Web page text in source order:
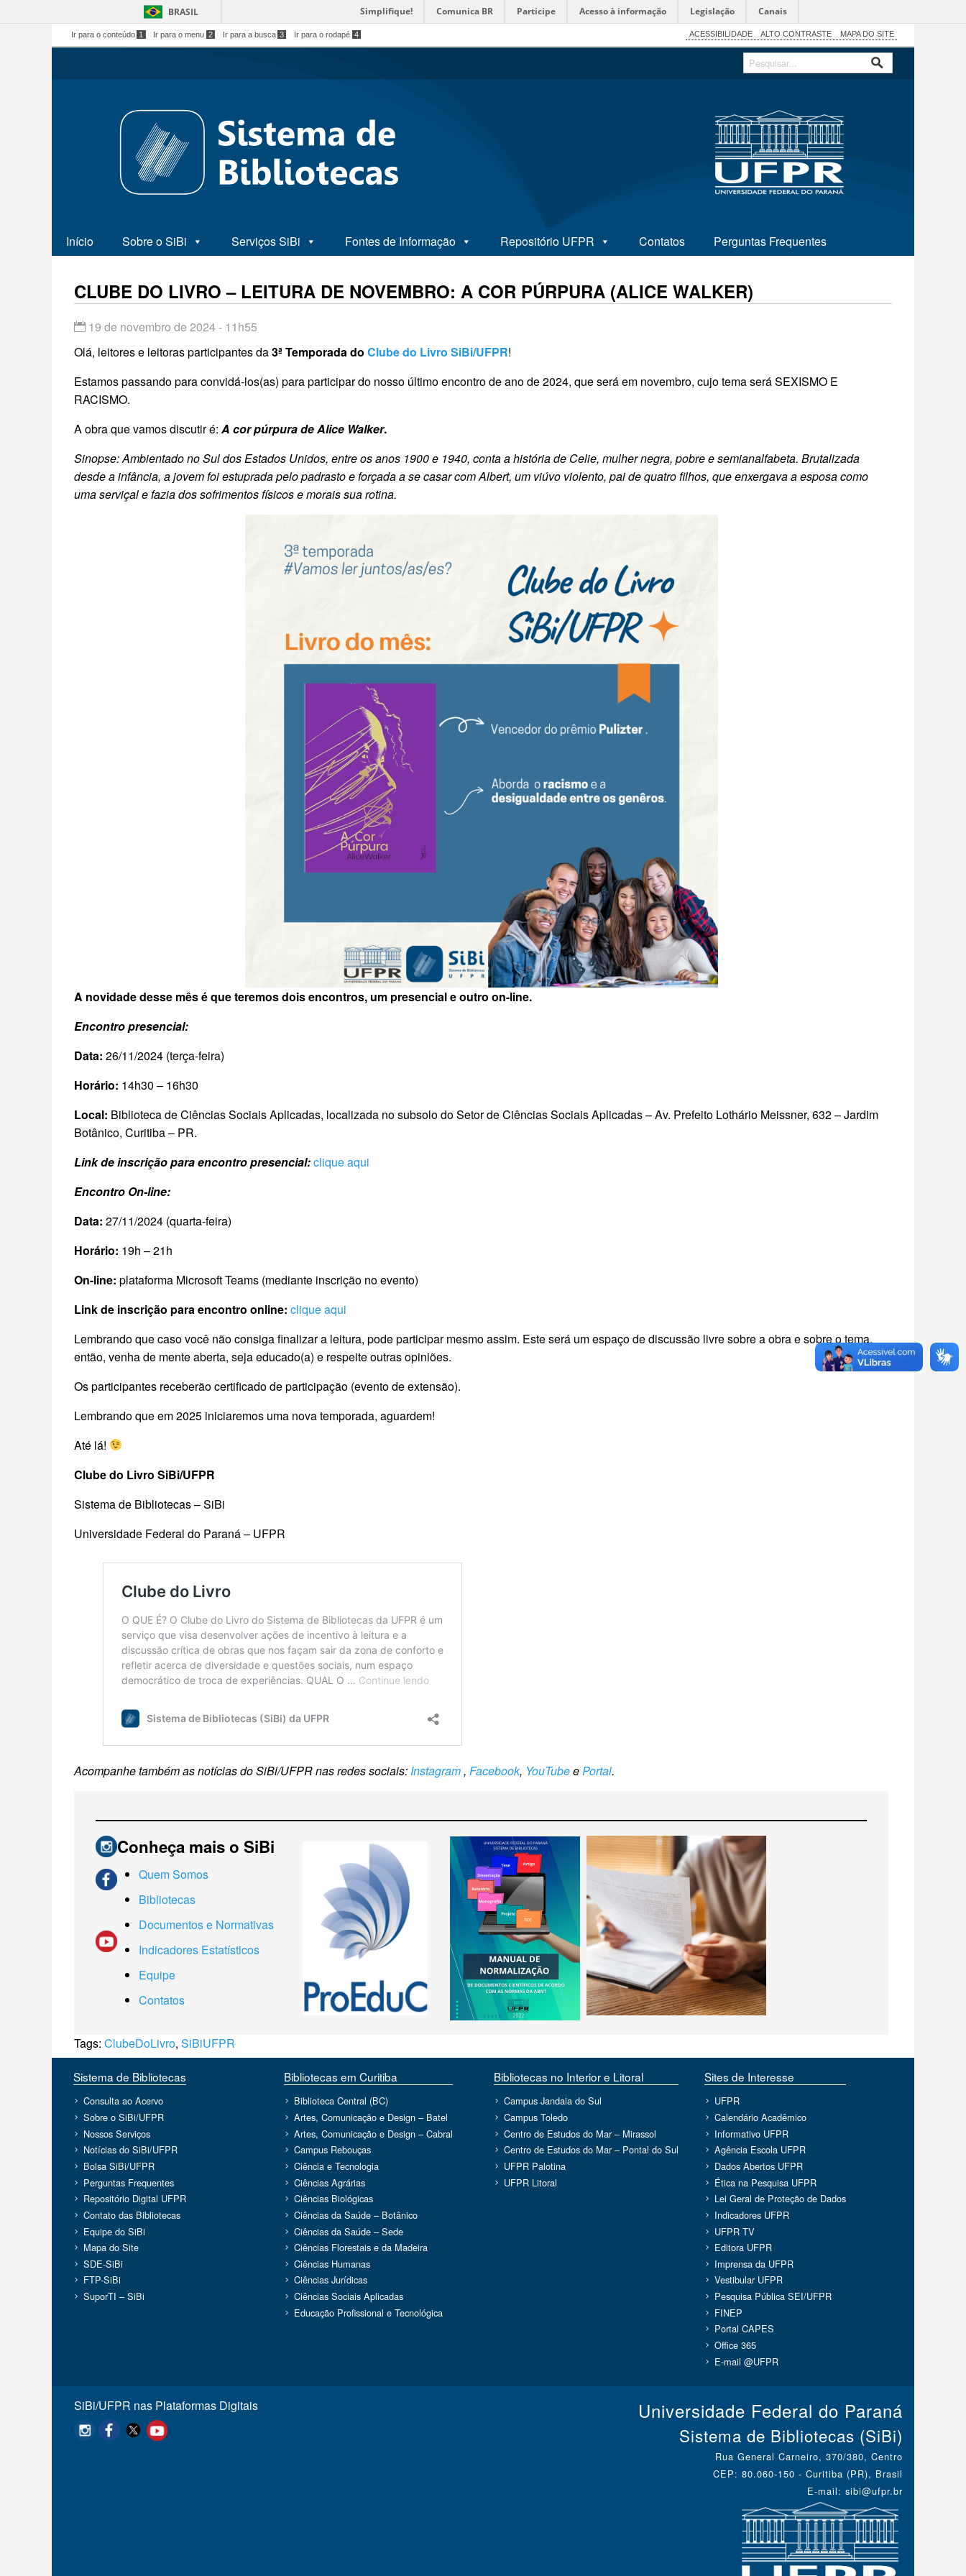
BRASIL Simplifique! Comunica BR Participe Acesso à informação Legislação Canais
Ir para o conteúdo 1 Ir para o menu 2 Ir para a busca 3 Ir para o rodapé 4 ACESSIBILIDADE ALTO CONTRASTE MAPA DO SITE
Início Sobre o SiBi Serviços SiBi Fontes de Informação Repositório UFPR Contatos Perguntas Frequentes
CLUBE DO LIVRO – LEITURA DE NOVEMBRO: A COR PÚRPURA (ALICE WALKER)
19 de novembro de 2024 - 11h55
Olá, leitores e leitoras participantes da3ª Temporada do Clube do Livro SiBi/UFPR!
Estamos passando para convidá-los(as) para participar do nosso último encontro de ano de 2024, que será em novembro, cujo tema será SEXISMO E
RACISMO.
A obra que vamos discutir é: A cor púrpura de Alice Walker.
Sinopse: Ambientado no Sul dos Estados Unidos, entre os anos 1900 e 1940, conta a história de Celie, mulher negra, pobre e semianalfabeta. Brutalizada
desde a infância, a jovem foi estuprada pelo padrasto e forçada a se casar com Albert, um viúvo violento, pai de quatro filhos, que enxergava a esposa como
uma serviçal e fazia dos sofrimentos físicos e morais sua rotina.
A novidade desse mês é que teremos dois encontros, um presencial e outro on-line.
Encontro presencial:
Data: 26/11/2024 (terça-feira)
Horário: 14h30 – 16h30
Local: Biblioteca de Ciências Sociais Aplicadas, localizada no subsolo do Setor de Ciências Sociais Aplicadas – Av. Prefeito Lothário Meissner, 632 – Jardim
Botânico, Curitiba – PR.
Link de inscrição para encontro presencial:clique aqui
Encontro On-line:
Data: 27/11/2024 (quarta-feira)
Horário: 19h – 21h
On-line: plataforma Microsoft Teams (mediante inscrição no evento)
Link de inscrição para encontro online: clique aqui
Lembrando que caso você não consiga finalizar a leitura, pode participar mesmo assim. Este será um espaço de discussão livre sobre a obra e sobre o tema,
então, venha de mente aberta, seja educado(a) e respeite outras opiniões.
Os participantes receberão certificado de participação (evento de extensão).
Lembrando que em 2025 iniciaremos uma nova temporada, aguardem!
Até lá!
Clube do Livro SiBi/UFPR
Sistema de Bibliotecas – SiBi
Universidade Federal do Paraná – UFPR
Acompanhe também as notícias do SiBi/UFPR nas redes sociais: Instagram, Facebook, YouTubeePortal.
Conheça mais o SiBi
Quem Somos
Bibliotecas
Documentos e Normativas
Indicadores Estatísticos
Equipe
Contatos
Tags: ClubeDoLivro, SiBiUFPR
Sistema de Bibliotecas
Consulta ao Acervo
Sobre o SiBi/UFPR
Nossos Serviços
Notícias do SiBi/UFPR
Bolsa SiBi/UFPR
Perguntas Frequentes
Repositório Digital UFPR
Contato das Bibliotecas
Equipe do SiBi
Mapa do Site
SDE-SiBi
FTP-SiBi
SuporTI – SiBi
Bibliotecas em Curitiba
Biblioteca Central (BC)
Artes, Comunicação e Design – Batel
Artes, Comunicação e Design – Cabral
Campus Rebouças
Ciência e Tecnologia
Ciências Agrárias
Ciências Biológicas
Ciências da Saúde – Botânico
Ciências da Saúde – Sede
Ciências Florestais e da Madeira
Ciências Humanas
Ciências Jurídicas
Ciências Sociais Aplicadas
Educação Profissional e Tecnológica
Bibliotecas no Interior e Litoral
Campus Jandaia do Sul
Campus Toledo
Centro de Estudos do Mar – Mirassol
Centro de Estudos do Mar – Pontal do Sul
UFPR Palotina
UFPR Litoral
Sites de Interesse
UFPR
Calendário Acadêmico
Informativo UFPR
Agência Escola UFPR
Dados Abertos UFPR
Ética na Pesquisa UFPR
Lei Geral de Proteção de Dados
Indicadores UFPR
UFPR TV
Editora UFPR
Imprensa da UFPR
Vestibular UFPR
Pesquisa Pública SEI/UFPR
FINEP
Portal CAPES
Office 365
E-mail @UFPR
SiBi/UFPR nas Plataformas Digitais Universidade Federal do Paraná
Sistema de Bibliotecas (SiBi)
Rua General Carneiro, 370/380, Centro
CEP: 80.060-150 - Curitiba (PR), Brasil
E-mail: sibi@ufpr.br